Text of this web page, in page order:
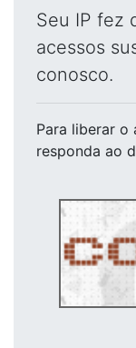
Seu IP fez
acessos
conosco.
Para liberar o
responda ao